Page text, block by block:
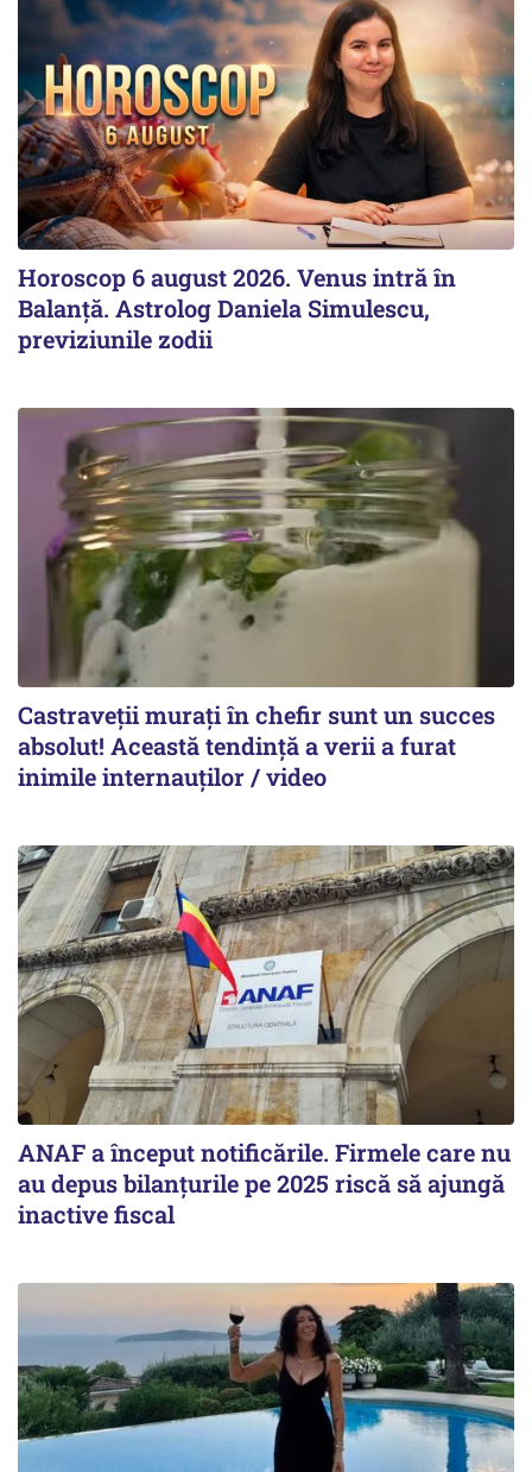
Horoscop 6 august 2026. Venus intră în
Balanță. Astrolog Daniela Simulescu,
previziunile zodii
Castraveții murați în chefir sunt un succes
absolut! Această tendință a verii a furat
inimile internauților / video
ANAF a început notificările. Firmele care nu
au depus bilanțurile pe 2025 riscă să ajungă
inactive fiscal